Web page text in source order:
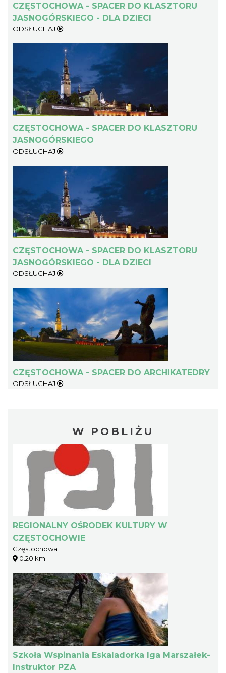
CZĘSTOCHOWA - SPACER DO KLASZTORU
JASNOGÓRSKIEGO - DLA DZIECI
ODSŁUCHAJ
CZĘSTOCHOWA - SPACER DO KLASZTORU
JASNOGÓRSKIEGO
ODSŁUCHAJ
CZĘSTOCHOWA - SPACER DO KLASZTORU
JASNOGÓRSKIEGO - DLA DZIECI
ODSŁUCHAJ
CZĘSTOCHOWA - SPACER DO ARCHIKATEDRY
ODSŁUCHAJ
W POBLIŻU
REGIONALNY OŚRODEK KULTURY W
CZĘSTOCHOWIE
Częstochowa
0.20 km
Szkoła Wspinania Eskaladorka Iga Marszałek-
Instruktor PZA